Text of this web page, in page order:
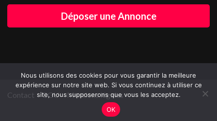
Déposer une Annonce
Contact CGU Mentions légales
Nous utilisons des cookies pour vous garantir la meilleure
expérience sur notre site web. Si vous continuez à utiliser ce
site, nous supposerons que vous les acceptez.
OK